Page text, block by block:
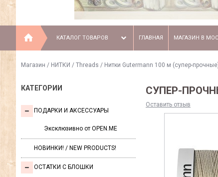
КАТАЛОГ ТОВАРОВ ГЛАВНАЯ МАГАЗИН В
Магазин / НИТКИ / Threads / Нитки Gutermann 100 м (супер-
КАТЕГОРИИ
ПОДАРКИ И АКСЕССУАРЫ
Эксклюзивно от OPEN.ME
НОВИНКИ! / NEW PRODUCTS!
ОСТАТКИ С БЛОШКИ
СУПЕР-
Оставить отзыв